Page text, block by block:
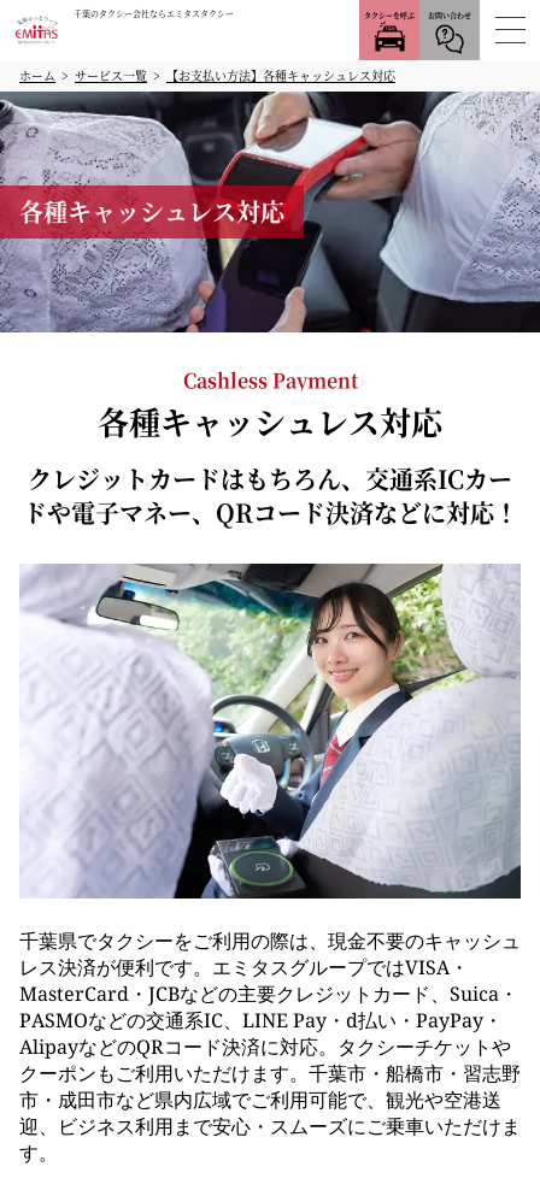
千葉のタクシー会社ならエミタスタクシー タクシーを呼ぶ お問い合わせ
ホーム サービス一覧 【お支払い方法】各種キャッシュレス対応
各種キャッシュレス対応
Cashless Payment
各種キャッシュレス対応
クレジットカードはもちろん、交通系ICカー
ドや電子マネー、QRコード決済などに対応！
千葉県でタクシーをご利用の際は、現金不要のキャッシュ
レス決済が便利です。エミタスグループではVISA・
MasterCard・JCBなどの主要クレジットカード、Suica・
PASMOなどの交通系IC、LINE Pay・d払い・PayPay・
AlipayなどのQRコード決済に対応。タクシーチケットや
クーポンもご利用いただけます。千葉市・船橋市・習志野
市・成田市など県内広域でご利用可能で、観光や空港送
迎、ビジネス利用まで安心・スムーズにご乗車いただけま
す。